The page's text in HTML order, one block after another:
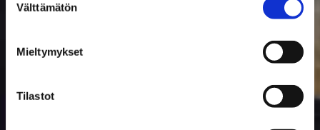
valinta
Välttämätön
Mieltymykset
Tilastot